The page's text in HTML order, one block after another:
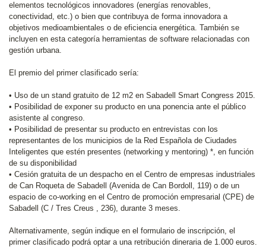
elementos tecnológicos innovadores (energías renovables,
conectividad, etc.) o bien que contribuya de forma innovadora a
objetivos medioambientales o de eficiencia energética. También se
incluyen en esta categoría herramientas de software relacionadas con
gestión urbana.
El premio del primer clasificado sería:
• Uso de un stand gratuito de 12 m2 en Sabadell Smart Congress 2015.
• Posibilidad de exponer su producto en una ponencia ante el público
asistente al congreso.
• Posibilidad de presentar su producto en entrevistas con los
representantes de los municipios de la Red Española de Ciudades
Inteligentes que estén presentes (networking y mentoring) *, en función
de su disponibilidad
• Cesión gratuita de un despacho en el Centro de empresas industriales
de Can Roqueta de Sabadell (Avenida de Can Bordoll, 119) o de un
espacio de co-working en el Centro de promoción empresarial (CPE) de
Sabadell (C / Tres Creus , 236), durante 3 meses.
Alternativamente, según indique en el formulario de inscripción, el
primer clasificado podrá optar a una retribución dineraria de 1.000 euros.